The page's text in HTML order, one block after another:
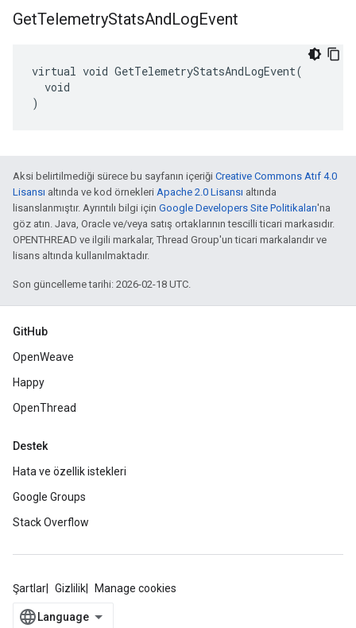
GetTelemetryStatsAndLogEvent
virtual void GetTelemetryStatsAndLogEvent(
  void
)
Aksi belirtilmediği sürece bu sayfanın içeriği Creative Commons Atıf 4.0
Lisansı altında ve kod örnekleri Apache 2.0 Lisansı altında
lisanslanmıştır. Ayrıntılı bilgi için Google Developers Site Politikaları'na
göz atın. Java, Oracle ve/veya satış ortaklarının tescilli ticari markasıdır.
OPENTHREAD ve ilgili markalar, Thread Group'un ticari markalarıdır ve
lisans altında kullanılmaktadır.
Son güncelleme tarihi: 2026-02-18 UTC.
GitHub
OpenWeave
Happy
OpenThread
Destek
Hata ve özellik istekleri
Google Groups
Stack Overflow
Şartlar Gizlilik Manage cookies